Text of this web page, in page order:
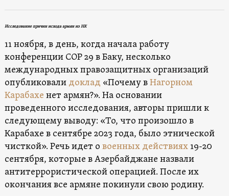
Исследование причин исхода армян из НК
11 ноября, в день, когда начала работу
конференции COP 29 в Баку, несколько
международных правозащитных организаций
опубликовали доклад «Почему вНагорном
Карабахе нет армян?». На основании
проведенного исследования, авторы пришли к
следующему выводу: «То, что произошло в
Карабахе в сентябре 2023 года, было этнической
чисткой». Речь идет о военных действиях19-20
сентября, которые в Азербайджане назвали
антитеррористической операцией. После их
окончания все армяне покинули свою родину.